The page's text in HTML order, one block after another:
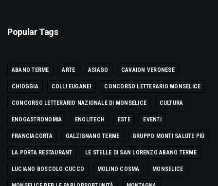
Popular Tags
ABANO TERME ARTE ASIAGO CAVAION VERONESE
CHIOGGIA COLLI EUGANEI CONCORSO LETTERARIO MONSELICE
CONCORSO LETTERARIO NAZIONALE DI MONSELICE CULTURA
ENOGASTRONOMIA ENOLITECH ESTE EVENTI
FRANCIACORTA GALZIGNANO TERME GRUPPO MONTI SALUTE PIÙ
LA PORTA RESTAURANT LE STELLE DI SAN LORENZO ABANO TERME
LUCIANO BOSCOLO CUCCO MOLINO COSMA MONSELICE